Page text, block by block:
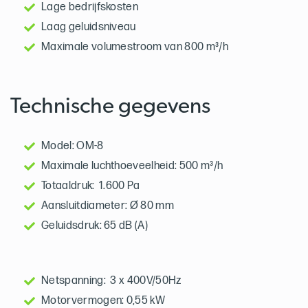
Lage bedrijfskosten
Laag geluidsniveau
Maximale volumestroom van 800 m³/h
Technische gegevens
Model: OM-8
Maximale luchthoeveelheid: 500 m³/h
Totaaldruk: 1.600 Pa
Aansluitdiameter: Ø 80 mm
Geluidsdruk: 65 dB (A)
Netspanning: 3 x 400V/50Hz
Motorvermogen: 0,55 kW